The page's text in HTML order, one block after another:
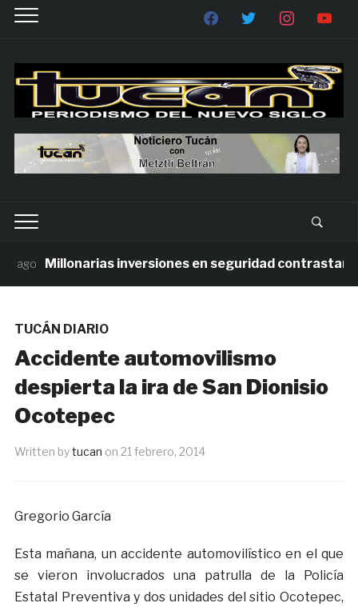
Millonarias inversiones en seguridad contrastan con
TUCÁN DIARIO
Accidente automovilismo
despierta la ira de San Dionisio
Ocotepec
Written bytucan on 21 febrero, 2014
Gregorio García
Esta mañana, un accidente automovilístico en el que
se vieron involucrados una patrulla de la Policía
Estatal Preventiva y dos unidades del sitio Ocotepec,